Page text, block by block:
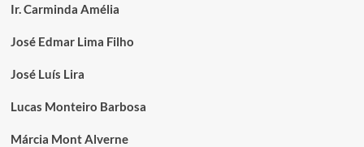
Ir. Carminda Amélia
José Edmar Lima Filho
José Luís Lira
Lucas Monteiro Barbosa
Márcia Mont Alverne